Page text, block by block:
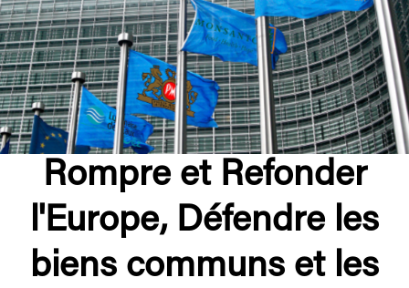
Rompre et Refonder
l'Europe, Défendre les
biens communs et les